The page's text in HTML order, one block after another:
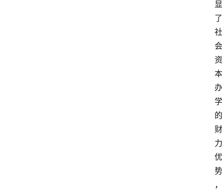
显
了
社
会
资
本
办
学
的
财
力
优
势
，